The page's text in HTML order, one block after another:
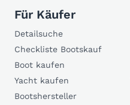
Für Käufer
Detailsuche
Checkliste Bootskauf
Boot kaufen
Yacht kaufen
Bootshersteller